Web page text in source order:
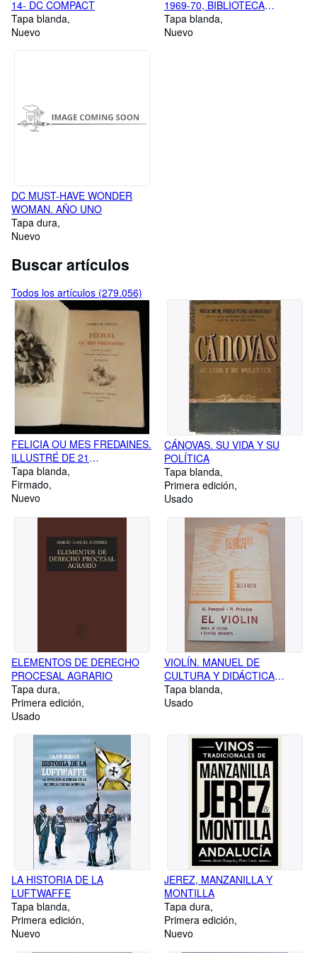
14- DC COMPACT
Tapa blanda
Nuevo
1969-70, BIBLIOTECA
MARVEL
Tapa blanda
Nuevo
DC MUST-HAVE WONDER
WOMAN. AÑO UNO
Tapa dura
Nuevo
Buscar artículos
Todos los artículos (279.056)
FELICIA OU MES FREDAINES.
ILLUSTRÉ DE 21
AQUARELLES DE CALBET.
Tapa blanda
Firmado
Nuevo
CÁNOVAS. SU VIDA Y SU
POLÍTICA
Tapa blanda
Primera edición
Usado
ELEMENTOS DE DERECHO
PROCESAL AGRARIO
Tapa dura
Primera edición
Usado
VIOLÍN. MANUEL DE
CULTURA Y DIDÁCTICA
VIOLINÍSTICA
Tapa blanda
Usado
LA HISTORIA DE LA
LUFTWAFFE
Tapa blanda
Primera edición
Nuevo
JEREZ, MANZANILLA Y
MONTILLA
Tapa dura
Primera edición
Nuevo